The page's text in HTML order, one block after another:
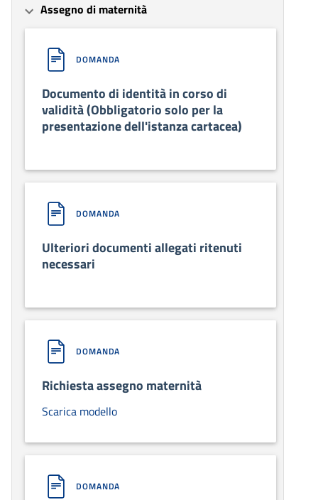
Assegno di maternità
DOMANDA
Documento di identità in corso di
validità (Obbligatorio solo per la
presentazione dell'istanza cartacea)
DOMANDA
Ulteriori documenti allegati ritenuti
necessari
DOMANDA
Richiesta assegno maternità
Scarica modello
DOMANDA